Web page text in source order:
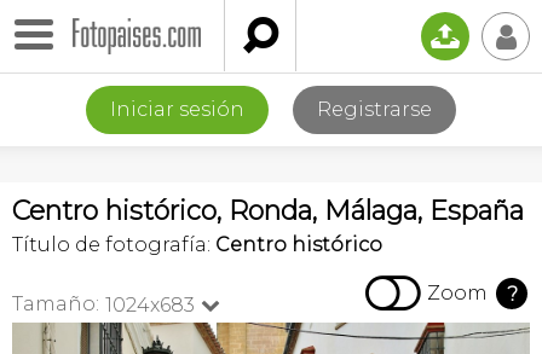
 📤 👤
Iniciar sesión Registrarse
Centro histórico, Ronda, Málaga, España
Título de fotografía: Centro histórico
Tamaño: 1024x683   Zoom ?